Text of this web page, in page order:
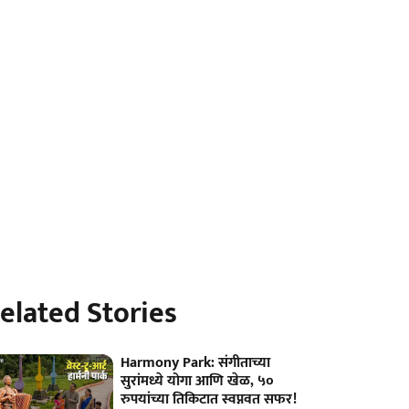
Stories
Harmony Park: संगीताच्या
सुरांमध्ये योगा आणि खेळ, ५०
रुपयांच्या तिकिटात स्वप्नवत सफर!